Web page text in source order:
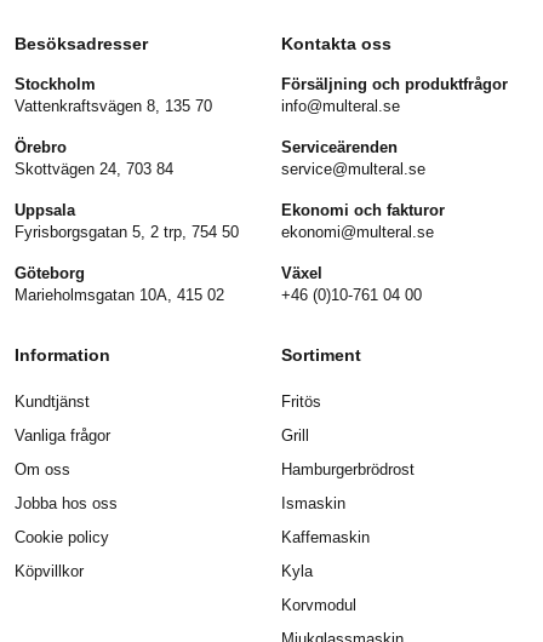
Besöksadresser
Stockholm
Vattenkraftsvägen 8, 135 70
Örebro
Skottvägen 24, 703 84
Uppsala
Fyrisborgsgatan 5, 2 trp, 754 50
Göteborg
Marieholmsgatan 10A, 415 02
Kontakta oss
Försäljning och produktfrågor
info@multeral.se
Serviceärenden
service@multeral.se
Ekonomi och fakturor
ekonomi@multeral.se
Växel
+46 (0)10-761 04 00
Information
Kundtjänst
Vanliga frågor
Om oss
Jobba hos oss
Cookie policy
Köpvillkor
Sortiment
Fritös
Grill
Hamburgerbrödrost
Ismaskin
Kaffemaskin
Kyla
Korvmodul